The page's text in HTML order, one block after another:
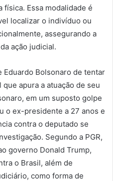
física. Essa modalidade é
localizar o indivíduo ou
assegurando a
ação judicial.
Eduardo Bolsonaro de tentar
apura a atuação de seu
em um suposto golpe
o ex-presidente a 27 anos e
contra o deputado se
Segundo a PGR,
governo Donald Trump,
o Brasil, além de
como forma de